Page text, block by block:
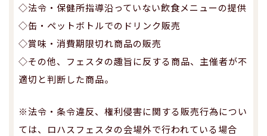
◇法令・保健所指導沿っていない飲食メニューの提供
◇缶・ペットボトルでのドリンク販売
◇賞味・消費期限切れ商品の販売
◇その他、フェスタの趣旨に反する商品、主催者が不
適切と判断した商品。
※法令・条令違反、権利侵害に関する販売行為につい
ては、ロハスフェスタの会場外で行われている場合